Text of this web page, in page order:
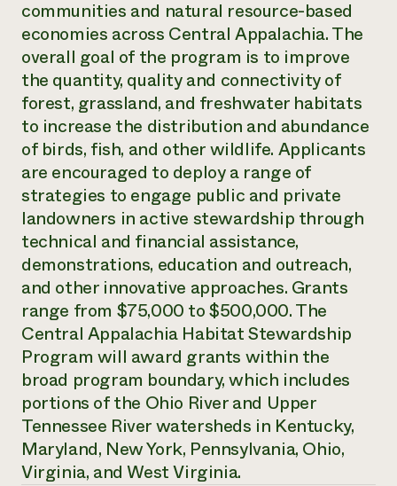
un
Llame a la
directa de
1-800-346-
communities and natural resource-based
economies across ​Central Appalachia. The
overall goal of the program is to improve
the ​​quantity, quality and connectivity of
forest, grassland, and freshwater habitats
to increase the distribution and abundance
of birds, fish, and other wildlife. Applicants
are encouraged to deploy a range of
strategies to engage public and private
landowners in active stewardship through
technical and financial assistance,
demonstrations, education and outreach,
and other innovative approaches. Grants
range from $75,000 to ​​​​$500,000. The
Central Appalachia Habitat Stewardship
Program will award grants within ​​​​the
broad program boundary, which includes
portions of the Ohio River and Upper
Tennessee River watersheds in Kentucky,
Maryland, New York, Pennsylvania, Ohio,
Virginia, and West Virginia.